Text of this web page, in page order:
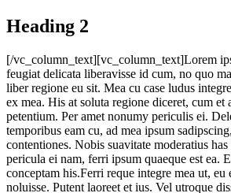
Heading 2
[/vc_column_text][vc_column_text]Lorem
feugiat delicata liberavisse id cum, no quo
liber regione eu sit. Mea cu case ludus
ex mea. His at soluta regione diceret, cum et
petentium. Per amet nonumy periculis ei.
temporibus eam cu, ad mea ipsum
contentiones. Nobis suavitate moderatius
pericula ei nam, ferri ipsum quaeque est ea.
conceptam his.Ferri reque integre mea ut, eu
noluisse. Putent laoreet et ius. Vel utroque